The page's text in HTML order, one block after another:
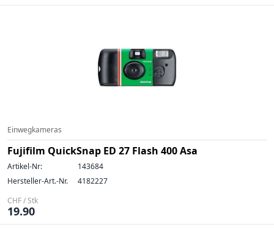
Einwegkameras
Fujifilm QuickSnap ED 27 Flash 400 Asa
Artikel-Nr:
143684
Hersteller-Art.-Nr.
4182227
CHF / Stk
19.90